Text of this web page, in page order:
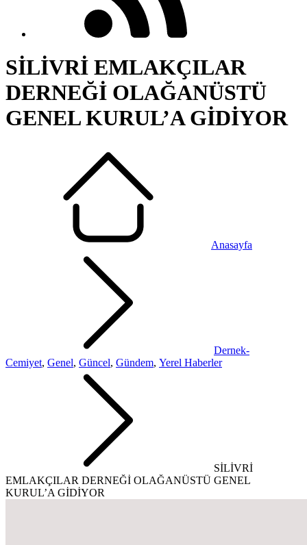
SİLİVRİ EMLAKÇILAR
DERNEĞİ OLAĞANÜSTÜ
GENEL KURUL’A GİDİYOR
Anasayfa
Dernek-
Cemiyet, Genel, Güncel, Gündem, Yerel Haberler
SİLİVRİ
EMLAKÇILAR DERNEĞİ OLAĞANÜSTÜ GENEL
KURUL’A GİDİYOR